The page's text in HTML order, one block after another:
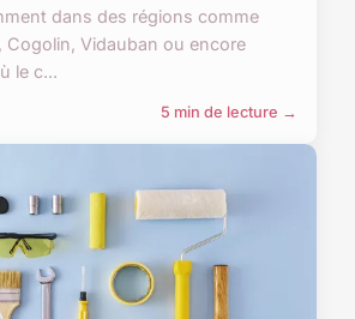
dans des régions comme
Cogolin, Vidauban ou encore
le c...
5 min de lecture →